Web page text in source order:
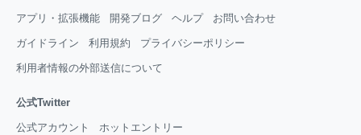
アプリ・拡張機能 開発ブログ ヘルプ お問い合わせ
ガイドライン 利用規約 プライバシーポリシー
利用者情報の外部送信について
公式Twitter
公式アカウント ホットエントリー